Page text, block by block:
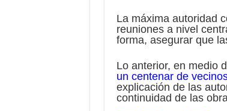
La máxima autoridad
reuniones a nivel
forma, asegurar que
Lo anterior, en medio
un centenar de
explicación de las
continuidad de las